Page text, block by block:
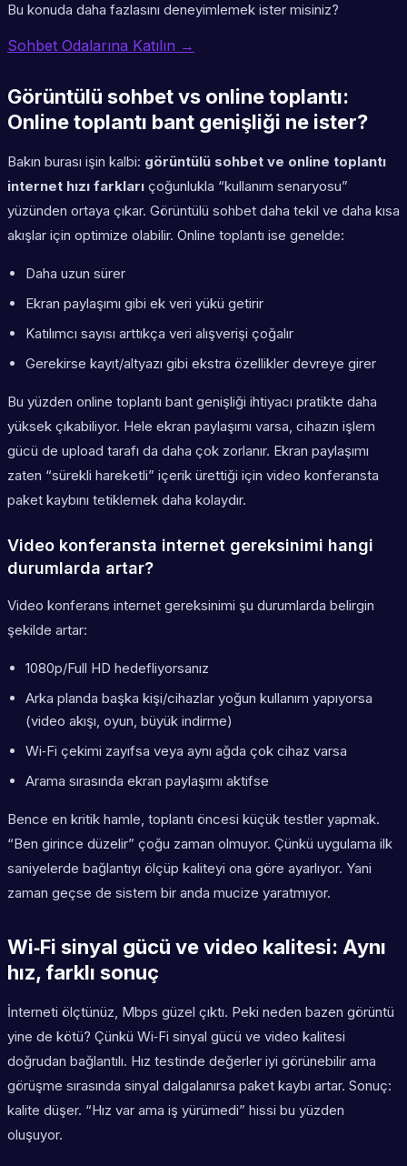
Bu konuda daha fazlasını deneyimlemek ister misiniz?
Sohbet Odalarına Katılın →
Görüntülü sohbet vs online toplantı:
Online toplantı bant genişliği ne ister?
Bakın burası işin kalbi: görüntülü sohbet ve online toplantı
internet hızı farkları çoğunlukla “kullanım senaryosu”
yüzünden ortaya çıkar. Görüntülü sohbet daha tekil ve daha kısa
akışlar için optimize olabilir. Online toplantı ise genelde:
Daha uzun sürer
Ekran paylaşımı gibi ek veri yükü getirir
Katılımcı sayısı arttıkça veri alışverişi çoğalır
Gerekirse kayıt/altyazı gibi ekstra özellikler devreye girer
Bu yüzden online toplantı bant genişliği ihtiyacı pratikte daha
yüksek çıkabiliyor. Hele ekran paylaşımı varsa, cihazın işlem
gücü de upload tarafı da daha çok zorlanır. Ekran paylaşımı
zaten “sürekli hareketli” içerik ürettiği için video konferansta
paket kaybını tetiklemek daha kolaydır.
Video konferansta internet gereksinimi hangi
durumlarda artar?
Video konferans internet gereksinimi şu durumlarda belirgin
şekilde artar:
1080p/Full HD hedefliyorsanız
Arka planda başka kişi/cihazlar yoğun kullanım yapıyorsa
(video akışı, oyun, büyük indirme)
Wi‑Fi çekimi zayıfsa veya aynı ağda çok cihaz varsa
Arama sırasında ekran paylaşımı aktifse
Bence en kritik hamle, toplantı öncesi küçük testler yapmak.
“Ben girince düzelir” çoğu zaman olmuyor. Çünkü uygulama ilk
saniyelerde bağlantıyı ölçüp kaliteyi ona göre ayarlıyor. Yani
zaman geçse de sistem bir anda mucize yaratmıyor.
Wi‑Fi sinyal gücü ve video kalitesi: Aynı
hız, farklı sonuç
İnterneti ölçtünüz, Mbps güzel çıktı. Peki neden bazen görüntü
yine de kötü? Çünkü Wi‑Fi sinyal gücü ve video kalitesi
doğrudan bağlantılı. Hız testinde değerler iyi görünebilir ama
görüşme sırasında sinyal dalgalanırsa paket kaybı artar. Sonuç:
kalite düşer. “Hız var ama iş yürümedi” hissi bu yüzden
oluşuyor.